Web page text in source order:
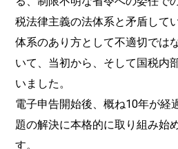
税法律主義の法体系と矛盾して
体系のあり方として不適切では
いて、当初から、そして国税内
いました。
電子申告開始後、概ね10年が経
題の解決に本格的に取り組み始
す。